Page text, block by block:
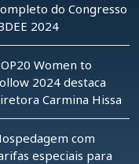
do Congresso
2024
Women to
2024 destaca
Carmina Hissa
com
especiais para